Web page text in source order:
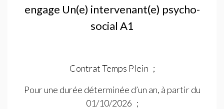
engage Un(e) intervenant(e) psycho-
social A1
Contrat Temps Plein ;
Pour une durée déterminée d’un an, à partir du
01/10/2026 ;